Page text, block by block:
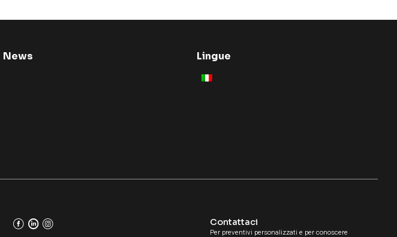
News Lingue
F L I Contattaci
Per preventivi personalizzati e per conoscere